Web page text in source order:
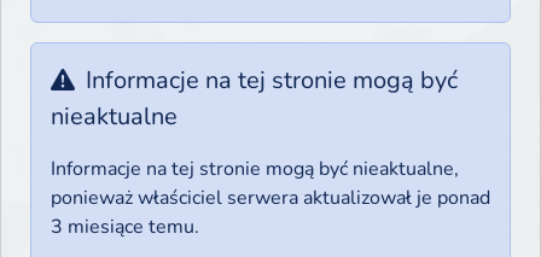
Informacje na tej stronie mogą być
nieaktualne
Informacje na tej stronie mogą być nieaktualne,
ponieważ właściciel serwera aktualizował je ponad
3 miesiące temu.